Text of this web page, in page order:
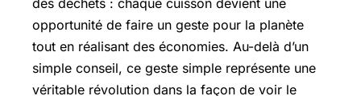
des déchets : chaque cuisson devient une
opportunité de faire un geste pour la planète
tout en réalisant des économies. Au-delà d’un
simple conseil, ce geste simple représente une
véritable révolution dans la façon de voir le